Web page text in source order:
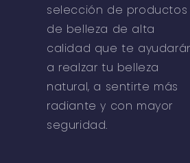
selección de productos
de belleza de alta
calidad que te
a realzar tu belleza
natural, a sentirte más
radiante y con mayor
seguridad.